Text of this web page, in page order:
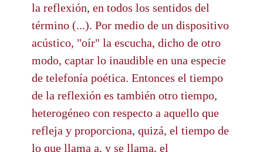
la reflexión, en todos los sentidos del
término (...). Por medio de un dispositivo
acústico, "oír" la escucha, dicho de otro
modo, captar lo inaudible en una especie
de telefonía poética. Entonces el tiempo
de la reflexión es también otro tiempo,
heterogéneo con respecto a aquello que
refleja y proporciona, quizá, el tiempo de
lo que llama a, y se llama, el